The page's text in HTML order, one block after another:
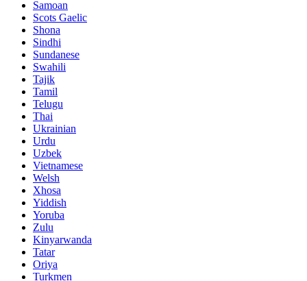
Samoan
Scots Gaelic
Shona
Sindhi
Sundanese
Swahili
Tajik
Tamil
Telugu
Thai
Ukrainian
Urdu
Uzbek
Vietnamese
Welsh
Xhosa
Yiddish
Yoruba
Zulu
Kinyarwanda
Tatar
Oriya
Turkmen